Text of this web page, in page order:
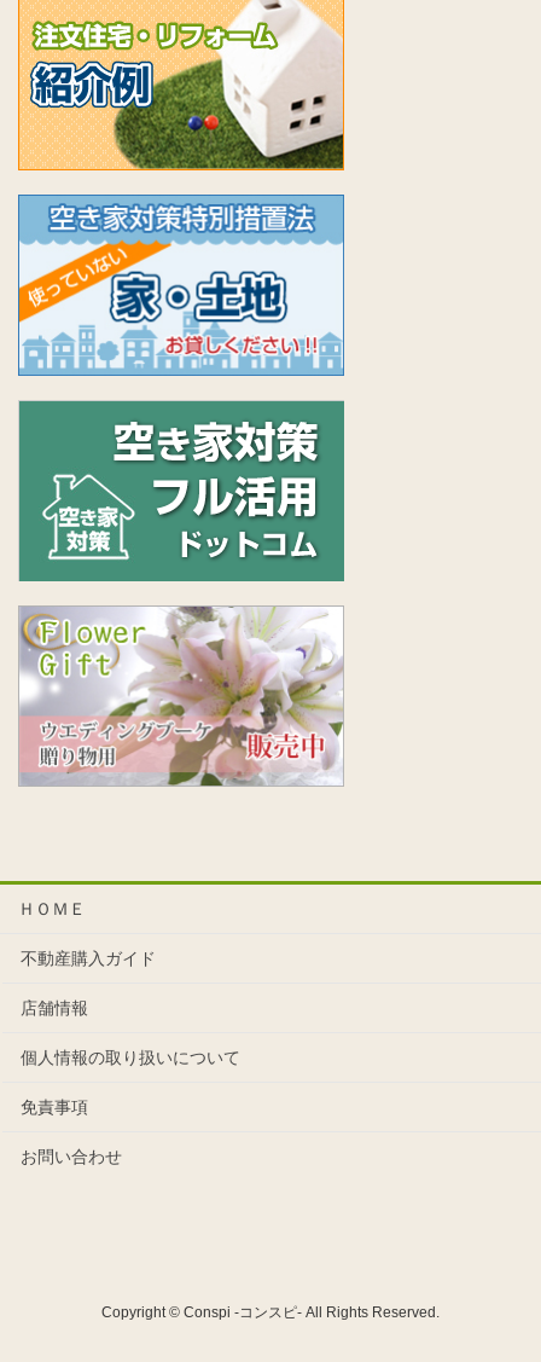
ＨＯＭＥ
不動産購入ガイド
店舗情報
個人情報の取り扱いについて
免責事項
お問い合わせ
Copyright © Conspi -コンスピ- All Rights Reserved.